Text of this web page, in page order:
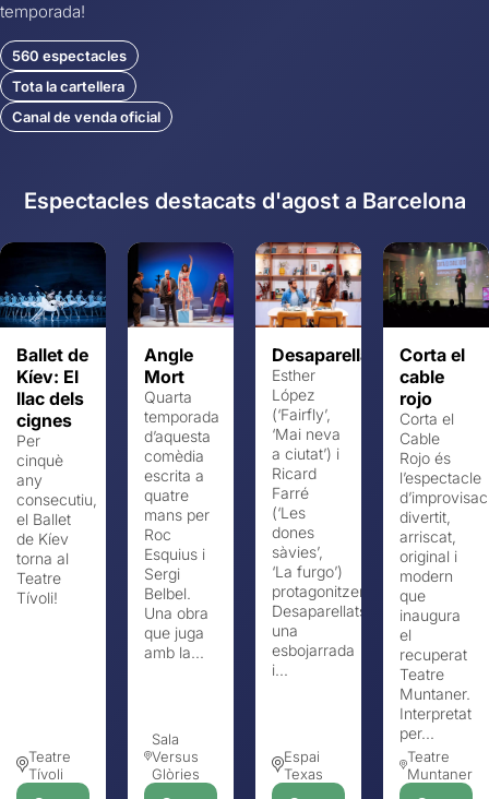
temporada!
560 espectacles
Tota la cartellera
Canal de venda oficial
Espectacles destacats d'agost a Barcelona
Ballet de
Kíev: El
llac dels
cignes
Per
cinquè
any
consecutiu,
el Ballet
de Kíev
torna al
Teatre
Tívoli!
Teatre
Tívoli
Angle
Mort
Quarta
temporada
d’aquesta
comèdia
escrita a
quatre
mans per
Roc
Esquius i
Sergi
Belbel.
Una obra
que juga
amb la...
Sala
Versus
Glòries
Desaparellats
Esther
López
(‘Fairfly’,
‘Mai neva
a ciutat’) i
Ricard
Farré
(‘Les
dones
sàvies’,
‘La furgo’)
protagonitzen
Desaparellats,
una
esbojarrada
i...
Espai
Texas
Corta el
cable
rojo
Corta el
Cable
Rojo és
l’espectacle
divertit,
arriscat,
original i
modern
que
inaugura
el
recuperat
Teatre
Muntaner.
Interpretat
per...
Teatre
Muntaner